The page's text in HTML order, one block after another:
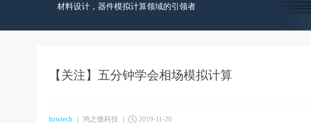
材料设计，器件模拟计算领域的引领者
【关注】五分钟学会相场模拟计算
hzwtech | 鸿之微科技 | 2019-11-20